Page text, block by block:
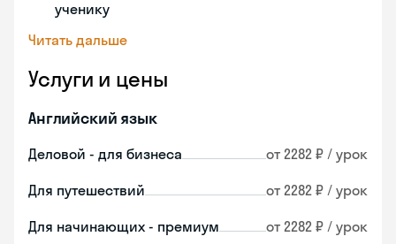
ученику
Читать дальше
Услуги и цены
Английский язык
Деловой - для бизнеса от 2282 ₽ / урок
Для путешествий от 2282 ₽ / урок
Для начинающих - премиум от 2282 ₽ / урок